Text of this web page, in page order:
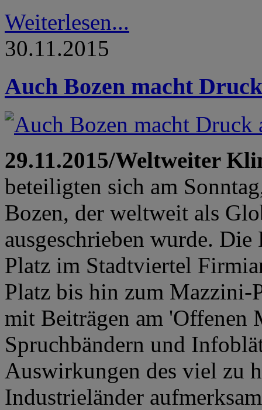
Weiterlesen...
30.11.2015
Auch Bozen macht
29.11.2015/Weltweiter
beteiligten sich am
Bozen, der weltweit als
ausgeschrieben wurde.
Platz im Stadtviertel
Platz bis hin zum Mazzini-
mit Beiträgen am
Spruchbändern und
Auswirkungen des viel zu
Industrieländer